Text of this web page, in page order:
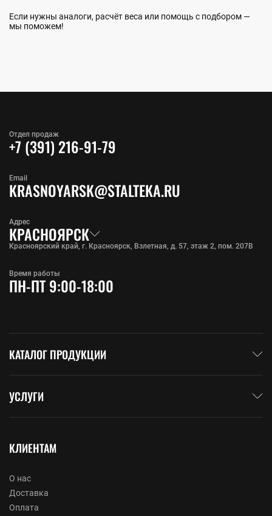
Если нужны аналоги, расчёт веса или помощь с подбором —
мы поможем!
Отдел продаж
+7 (391) 216-91-79
Адрес
КРАСНОЯРСК
Красноярский край, г. Красноярск, Взлетная, д. 57, этаж 2, пом. 207В
Email
KRASNOYARSK@STALTEKA.RU
Время работы
ПН-ПТ 9:00-18:00
КАТАЛОГ ПРОДУКЦИИ
УСЛУГИ
КЛИЕНТАМ
О нас
Доставка
Оплата